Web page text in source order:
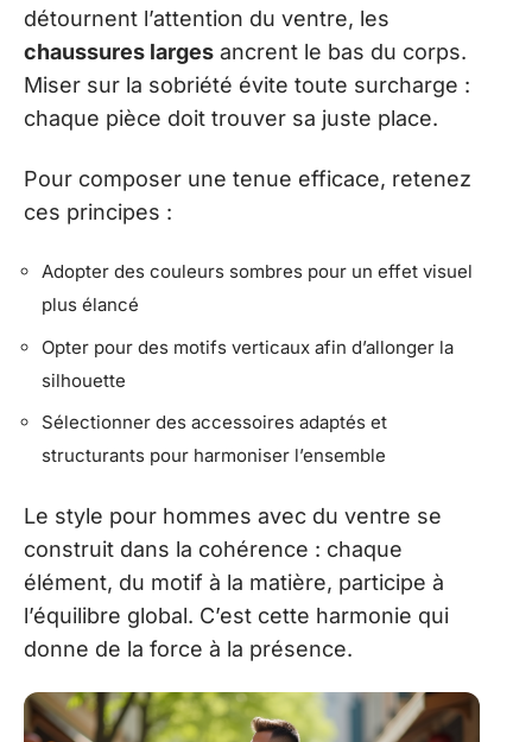
détournent l’attention du ventre, les
chaussures larges ancrent le bas du corps.
Miser sur la sobriété évite toute surcharge :
chaque pièce doit trouver sa juste place.
Pour composer une tenue efficace, retenez
ces principes :
Adopter des couleurs sombres pour un effet visuel
plus élancé
Opter pour des motifs verticaux afin d’allonger la
silhouette
Sélectionner des accessoires adaptés et
structurants pour harmoniser l’ensemble
Le style pour hommes avec du ventre se
construit dans la cohérence : chaque
élément, du motif à la matière, participe à
l’équilibre global. C’est cette harmonie qui
donne de la force à la présence.